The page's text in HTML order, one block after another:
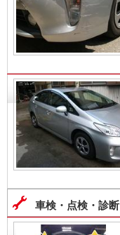
車検・点検・診断